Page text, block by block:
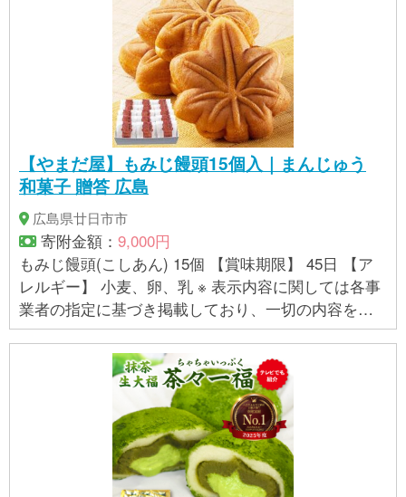
ス（一部に乳成分・卵・バナナ・オレンジを含む）
／栄養成分表示（100ｇ当たり）エネルギー213kcal
たんぱく質3.0ｇ 脂質3.5ｇ 炭水化物42.3ｇ 食
塩相当量0.02ｇ（推定値） 【アレルギー表示】 卵、
乳、オレンジ、バナナ ■地場産品基準：3号 東大阪市
内において返礼品等の製造、加工その他の工程のう
ち主要な部分を行うことにより相応の付加価値が生
じているものであること。 価値の算出方法：総務大
臣が定める標準的な算出方法（価格ベース） 区域内
工程：製品化に必要な全ての工程（鴻池花火の製
造、冷凍） ※付加価値の中に実質的な変更を加える加
工に該当しないものは含まれていない
【やまだ屋】もみじ饅頭15個入｜まんじゅう
和菓子 贈答 広島
広島県廿日市市
寄附金額： 9,000円
もみじ饅頭(こしあん) 15個 【賞味期限】 45日 【ア
レルギー】 小麦、卵、乳 ※ 表示内容に関しては各事
業者の指定に基づき掲載しており、一切の内容を保
証するものではございません。 ※ご不明の点がござい
ましたら事業者まで直接お問い合わせ下さい。